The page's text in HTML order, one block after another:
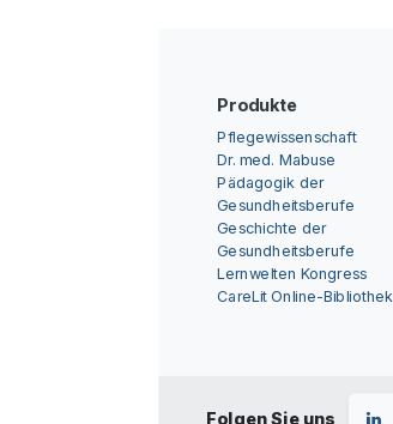
Produkte
Pflegewissenschaft
Dr. med. Mabuse
Pädagogik der
Gesundheitsberufe
Geschichte der
Gesundheitsberufe
Lernwelten Kongress
CareLit Online-Bibliothek
Folgen Sie uns